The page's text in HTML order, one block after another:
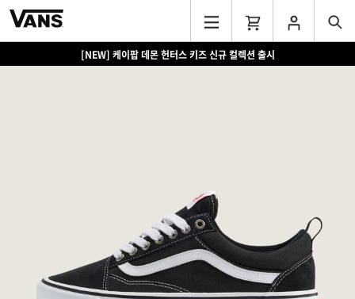
[NEW] 케이팝 데몬 헌터스 키즈 신규 컬렉션 출시